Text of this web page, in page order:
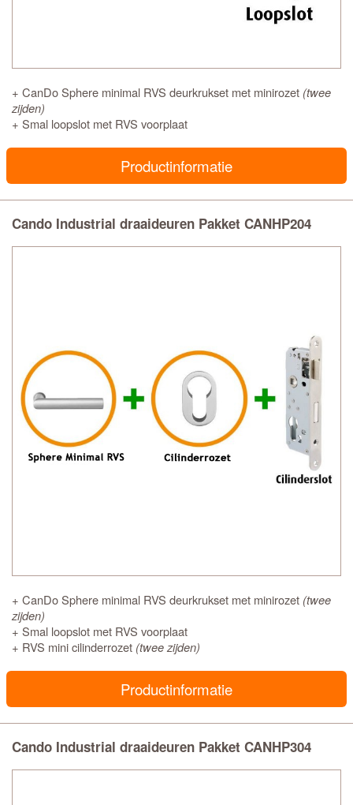
+ CanDo Sphere minimal RVS deurkrukset met minirozet (twee
zijden)
+ Smal loopslot met RVS voorplaat
Productinformatie
Cando Industrial draaideuren Pakket CANHP204
+ CanDo Sphere minimal RVS deurkrukset met minirozet (twee
zijden)
+ Smal loopslot met RVS voorplaat
+ RVS mini cilinderrozet (twee zijden)
Productinformatie
Cando Industrial draaideuren Pakket CANHP304